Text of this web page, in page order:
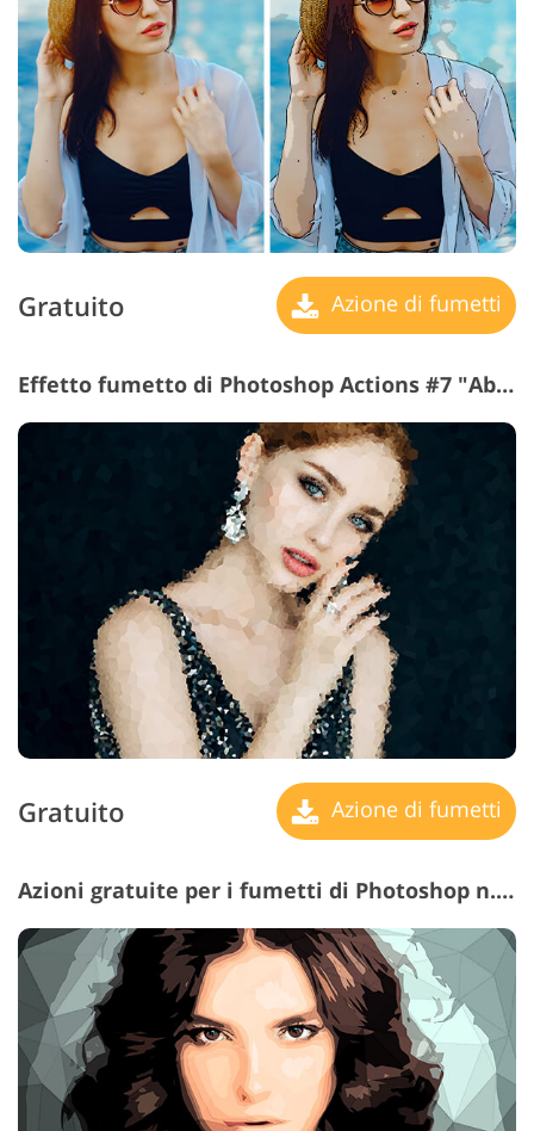
Gratuito Azione di fumetti
Effetto fumetto di Photoshop Actions #7 "Abstract"
Gratuito Azione di fumetti
Azioni gratuite per i fumetti di Photoshop n. 8 "Geometry"